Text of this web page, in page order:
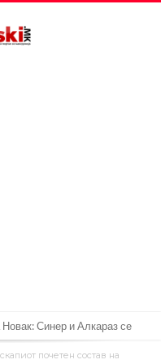
Синер и Алкараз се
заминува во Премиер
почетен состав на